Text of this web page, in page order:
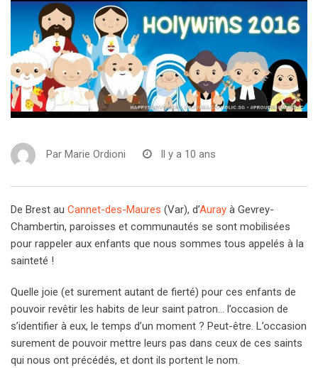
Par Marie Ordioni Il y a 10 ans
De Brest au Cannet-des-Maures (Var), d’Auray à Gevrey-
Chambertin, paroisses et communautés se sont mobilisées
pour rappeler aux enfants que nous sommes tous appelés à la
sainteté !
Quelle joie (et surement autant de fierté) pour ces enfants de
pouvoir revêtir les habits de leur saint patron… l’occasion de
s’identifier à eux, le temps d’un moment ? Peut-être. L’occasion
surement de pouvoir mettre leurs pas dans ceux de ces saints
qui nous ont précédés, et dont ils portent le nom.